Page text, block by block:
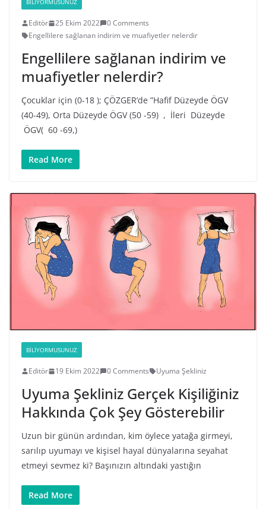
BILIYORMUSUNUZ
Editör 25 Ekim 2022
0 Comments
Engellilere sağlanan indirim ve muafiyetler nelerdir
Engellilere sağlanan indirim ve
muafiyetler nelerdir?
Çocuklar için (0-18 ); ÇÖZGER’de ”Hafif Düzeyde ÖGV
(40-49), Orta Düzeyde ÖGV (50 -59) , İleri Düzeyde
ÖGV( 60 -69,)
Read More
BILIYORMUSUNUZ
Editör 19 Ekim 2022 0 Comments Uyuma Şekliniz
Uyuma Şekliniz Gerçek Kişiliğiniz
Hakkında Çok Şey Gösterebilir
Uzun bir günün ardından, kim öylece yatağa girmeyi,
sarılıp uyumayı ve kişisel hayal dünyalarına seyahat
etmeyi sevmez ki? Başınızın altındaki yastığın
Read More